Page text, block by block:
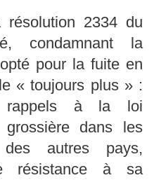
2334 du
condamnant la
pour la fuite en
« toujours plus » :
rappels à la loi
grossière dans les
des autres pays,
résistance à sa